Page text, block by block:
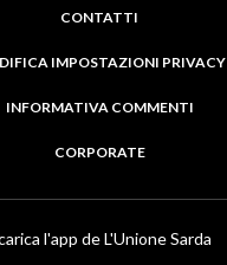
CONTATTI
IMPOSTAZIONI PRIVACY
INFORMATIVA COMMENTI
CORPORATE
l'app de L'Unione Sarda